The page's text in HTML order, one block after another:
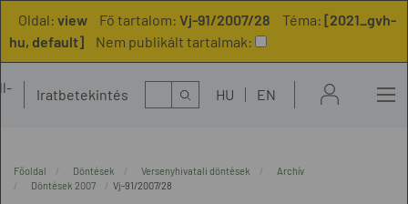
Oldal: view Fő tartalom: Vj-91/2007/28 Téma: [2021_gvh-
hu, default]
Nem publikált tartalmak:
Iratbetekintés Kereső HU EN
Főoldal Döntések Versenyhivatali döntések
Archív
Döntések 2007
Vj-91/2007/28